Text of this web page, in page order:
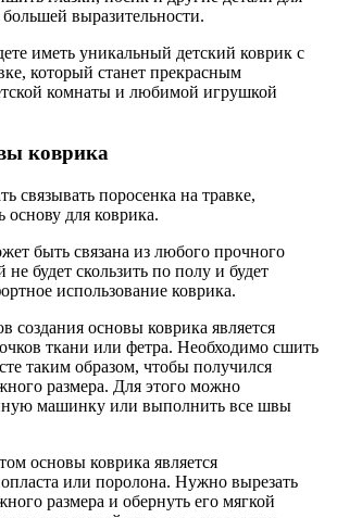
выразительности.
иметь уникальный детский коврик с
который станет прекрасным
комнаты и любимой игрушкой
коврика
связывать поросенка на травке,
основу для коврика.
быть связана из любого прочного
не будет скользить по полу и будет
использование коврика.
создания основы коврика является
ткани или фетра. Необходимо сшить
таким образом, чтобы получился
размера. Для этого можно
машинку или выполнить все швы
основы коврика является
или поролона. Нужно вырезать
размера и обернуть его мягкой